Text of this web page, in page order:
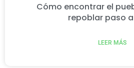
Cómo encontrar el
repoblar paso
LEER MÁS